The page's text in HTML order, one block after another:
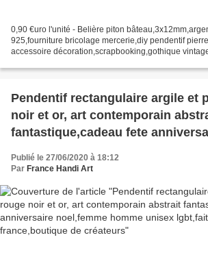
0,90 €uro l'unité - Belière piton
925,fourniture bricolage mercerie,diy pendentif
accessoire décoration,scrapbooking,gothique
Pendentif rectangulaire argile et
noir et or, art contemporain
fantastique,cadeau fete
france,boutique de créateurs
Publié le 27/06/2020 à 18:12
Par France Handi Art